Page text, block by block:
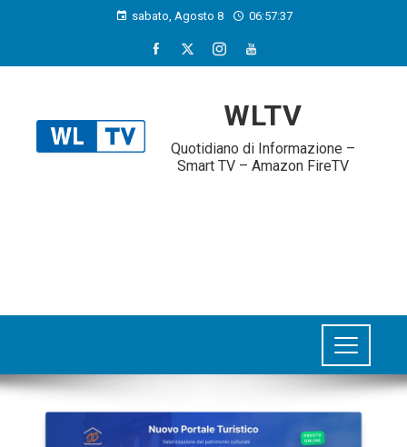
sabato, Agosto 8 06:57:39
WLTV
Quotidiano di Informazione –
Smart TV – Amazon FireTV